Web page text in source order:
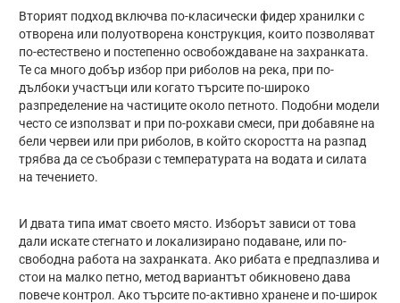
Вторият подход включва по-класически фидер хранилки с
отворена или полуотворена конструкция, които позволяват
по-естествено и постепенно освобождаване на захранката.
Те са много добър избор при риболов на река, при по-
дълбоки участъци или когато търсите по-широко
разпределение на частиците около петното. Подобни модели
често се използват и при по-рохкави смеси, при добавяне на
бели червеи или при риболов, в който скоростта на разпад
трябва да се съобрази с температурата на водата и силата
на течението.
И двата типа имат своето място. Изборът зависи от това
дали искате стегнато и локализирано подаване, или по-
свободна работа на захранката. Ако рибата е предпазлива и
стои на малко петно, метод вариантът обикновено дава
повече контрол. Ако търсите по-активно хранене и по-широк